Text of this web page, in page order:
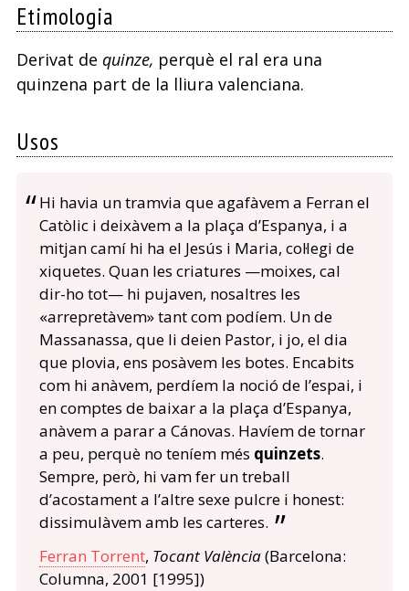
Etimologia
Derivat de quinze, perquè el ral era una
quinzena part de la lliura valenciana.
Usos
Hi havia un tramvia que agafàvem a Ferran el
Catòlic i deixàvem a la plaça d’Espanya, i a
mitjan camí hi ha el Jesús i Maria, col·legi de
xiquetes. Quan les criatures —moixes, cal
dir-ho tot— hi pujaven, nosaltres les
«arrepretàvem» tant com podíem. Un de
Massanassa, que li deien Pastor, i jo, el dia
que plovia, ens posàvem les botes. Encabits
com hi anàvem, perdíem la noció de l’espai, i
en comptes de baixar a la plaça d’Espanya,
anàvem a parar a Cánovas. Havíem de tornar
a peu, perquè no teníem més quinzets.
Sempre, però, hi vam fer un treball
d’acostament a l’altre sexe pulcre i honest:
dissimulàvem amb les carteres.
Ferran Torrent, Tocant València(Barcelona:
Columna, 2001 [1995])